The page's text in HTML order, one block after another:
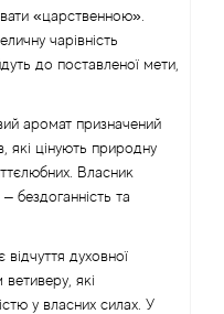
«царственною».
чарівність
до поставленої мети,
аромат призначений
які цінують природну
Власник
бездоганність та
духовної
які
у власних силах. У